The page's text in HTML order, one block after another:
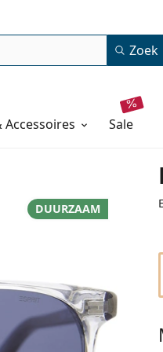
Zoek
sale
DUURZAAM